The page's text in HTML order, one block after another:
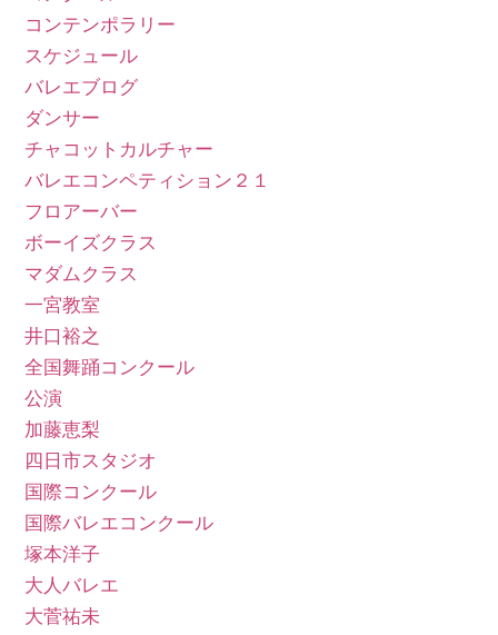
コンテンポラリー
スケジュール
バレエブログ
ダンサー
チャコットカルチャー
バレエコンペティション２１
フロアーバー
ボーイズクラス
マダムクラス
一宮教室
井口裕之
全国舞踊コンクール
公演
加藤恵梨
四日市スタジオ
国際コンクール
国際バレエコンクール
塚本洋子
大人バレエ
大菅祐未